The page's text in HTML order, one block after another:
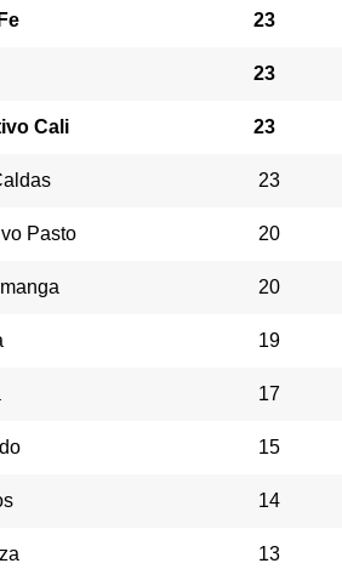
23
23
Cali 23
23
Pasto 20
20
19
17
15
14
13